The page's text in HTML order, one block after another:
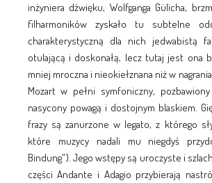
inżyniera dźwięku, Wolfganga Gülicha,
filharmoników zyskało tu subtelne
charakterystyczną dla nich jedwabistą
otulającą i doskonałą, lecz tutaj jest ona
mniej mroczna i nieokiełznana niż w
Mozart w pełni symfoniczny,
nasycony powagą i dostojnym blaskiem.
frazy są zanurzone w legato, z którego
które muzycy nadali mu niegdyś
Bindung"). Jego wstępy są uroczyste i
części Andante i Adagio przybierają